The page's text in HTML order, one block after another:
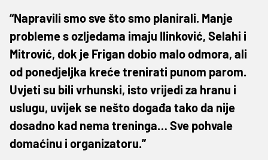
“Napravili smo sve što smo planirali. Manje
probleme s ozljedama imaju Ilinković, Selahi i
Mitrović, dok je Frigan dobio malo odmora, ali
od ponedjeljka kreće trenirati punom parom.
Uvjeti su bili vrhunski, isto vrijedi za hranu i
uslugu, uvijek se nešto događa tako da nije
dosadno kad nema treninga… Sve pohvale
domaćinu i organizatoru.”